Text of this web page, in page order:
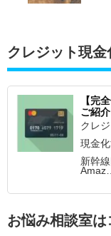
クレジット現金
【完
ご紹
クレ
現金
新幹
Amaz…
お悩み相談室は